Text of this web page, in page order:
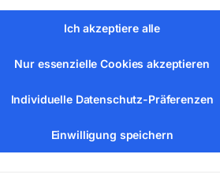
Ich akzeptiere alle
Nur essenzielle Cookies akzeptieren
Individuelle Datenschutz-Präferenzen
Einwilligung speichern